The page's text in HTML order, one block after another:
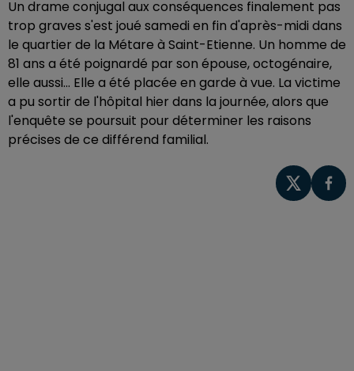
Un drame conjugal aux conséquences finalement pas
trop graves s'est joué samedi en fin d'après-midi dans
le quartier de la Métare à Saint-Etienne. Un homme de
81 ans a été poignardé par son épouse, octogénaire,
elle aussi... Elle a été placée en garde à vue. La victime
a pu sortir de l'hôpital hier dans la journée, alors que
l'enquête se poursuit pour déterminer les raisons
précises de ce différend familial.